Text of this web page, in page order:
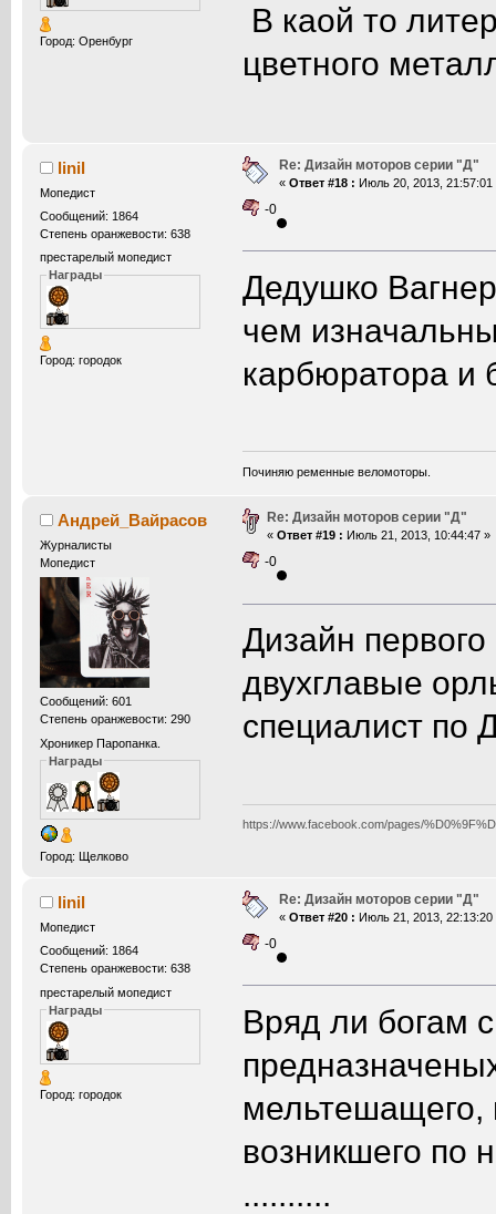
Город: Оренбург
В каой то
цветного
linil
Мопедист
Сообщений: 1864
Степень оранжевости: 638
престарелый мопедист
Награды
Город: городок
Re: Дизайн моторов серии "Д"
« Ответ #18 : Июль 20, 2013, 21:57:01
-0
Дедушко
чем
карбюратора и
Починяю ременные веломоторы.
Андрей_Вайрасов
Журналисты
Мопедист
Сообщений: 601
Степень оранжевости: 290
Хроникер Паропанка.
Награды
Город: Щелково
Re: Дизайн моторов серии "Д"
« Ответ #19 : Июль 21, 2013, 10:44:47 »
-0
Дизайн
двухглавые
специалист по
https://www.facebook.com/pages/
linil
Мопедист
Сообщений: 1864
Степень оранжевости: 638
престарелый мопедист
Награды
Город: городок
Re: Дизайн моторов серии "Д"
« Ответ #20 : Июль 21, 2013, 22:13:20
-0
Вряд ли богам
мельтешащего,
возникшего по
..........